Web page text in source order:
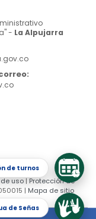
de turnos
de Señas
- La Alpujarra
uso | Protección de
| Mapa de sitio